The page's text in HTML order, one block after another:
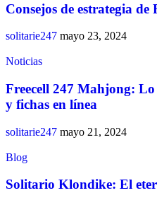
Consejos de estrategia
solitarie247 mayo 23, 2024
Noticias
Freecell 247 Mahjong:
y fichas en línea
solitarie247 mayo 21, 2024
Blog
Solitario Klondike: El